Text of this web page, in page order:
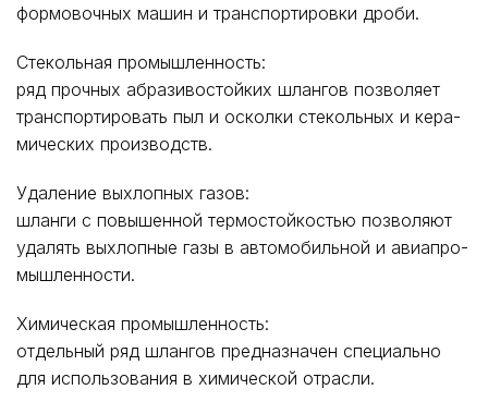
формовочных машин и транспортировки дроби.
Стекольная промышленность:
ряд прочных абразивостойких шлангов позволяет
транспортировать пыл и осколки стекольных и кера-
мических производств.
Удаление выхлопных газов:
шланги с повышенной термостойкостью позволяют
удалять выхлопные газы в автомобильной и авиапро-
мышленности.
Химическая промышленность:
отдельный ряд шлангов предназначен специально
для использования в химической отрасли.